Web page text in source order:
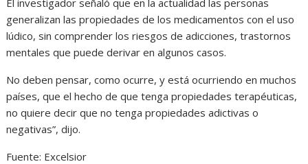
El investigador señaló que en la actualidad las personas
generalizan las propiedades de los medicamentos con el uso
lúdico, sin comprender los riesgos de adicciones, trastornos
mentales que puede derivar en algunos casos.
No deben pensar, como ocurre, y está ocurriendo en muchos
países, que el hecho de que tenga propiedades terapéuticas,
no quiere decir que no tenga propiedades adictivas o
negativas”, dijo.
Fuente: Excelsior